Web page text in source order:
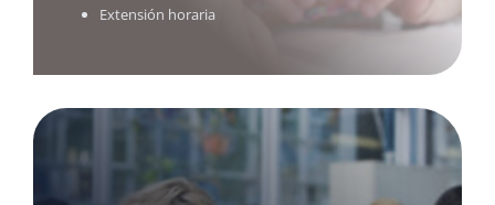
Extensión horaria